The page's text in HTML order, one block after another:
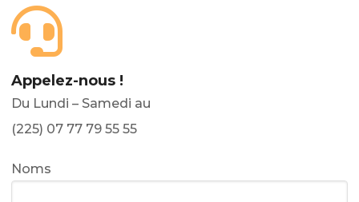
Appelez-nous !
Du Lundi – Samedi au
(225) 07 77 79 55 55
Noms